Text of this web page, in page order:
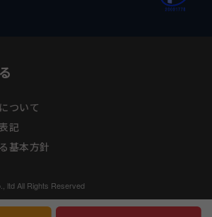
ついて
記
基本方針
ltd All Rights Reserved